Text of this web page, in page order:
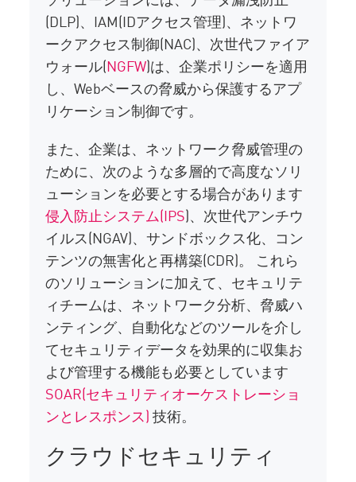
(DLP)、IAM(IDアクセス管理)、ネットワ
ークアクセス制御(NAC)、次世代ファイア
ウォール(NGFW)は、企業ポリシーを適用
し、Webベースの脅威から保護するアプ
リケーション制御です。
また、企業は、ネットワーク脅威管理の
ために、次のような多層的で高度なソリ
ューションを必要とする場合があります
侵入防止システム(IPS)、次世代アンチウ
イルス(NGAV)、サンドボックス化、コン
テンツの無害化と再構築(CDR)。 これら
のソリューションに加えて、セキュリテ
ィチームは、ネットワーク分析、脅威ハ
ンティング、自動化などのツールを介し
てセキュリティデータを効果的に収集お
よび管理する機能も必要としています
SOAR(セキュリティオーケストレーショ
ンとレスポンス)技術。
クラウドセキュリティ